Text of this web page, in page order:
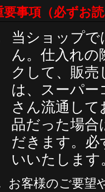
要事項（必ずお
当ショップ
ん。仕入れ
クして、販
は、スーパ
さん流通し
品だった場合
だきます。
いいたします
お客様のご要望